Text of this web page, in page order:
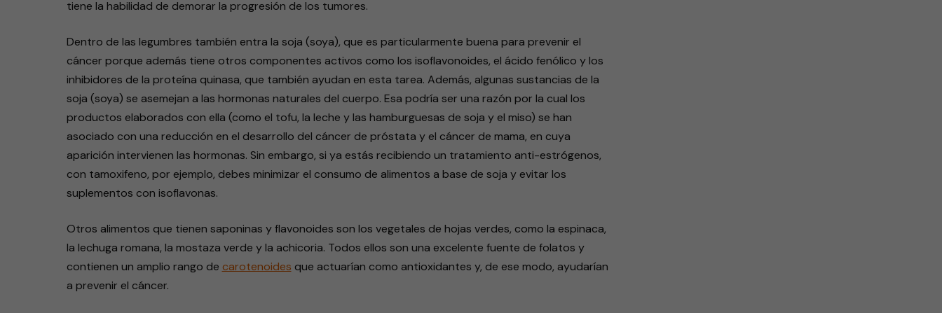
tiene la habilidad de demorar la progresión de los tumores.
Dentro de las legumbres también entra la soja (soya), que es particularmente buena para prevenir el
cáncer porque además tiene otros componentes activos como los isoflavonoides, el ácido fenólico y los
inhibidores de la proteína quinasa, que también ayudan en esta tarea. Además, algunas sustancias de la
soja (soya) se asemejan a las hormonas naturales del cuerpo. Esa podría ser una razón por la cual los
productos elaborados con ella (como el tofu, la leche y las hamburguesas de soja y el miso) se han
asociado con una reducción en el desarrollo del cáncer de próstata y el cáncer de mama, en cuya
aparición intervienen las hormonas. Sin embargo, si ya estás recibiendo un tratamiento anti-estrógenos,
con tamoxifeno, por ejemplo, debes minimizar el consumo de alimentos a base de soja y evitar los
suplementos con isoflavonas.
Otros alimentos que tienen saponinas y flavonoides son los vegetales de hojas verdes, como la espinaca,
la lechuga romana, la mostaza verde y la achicoria. Todos ellos son una excelente fuente de folatos y
contienen un amplio rango de carotenoides que actuarían como antioxidantes y, de ese modo, ayudarían
a prevenir el cáncer.